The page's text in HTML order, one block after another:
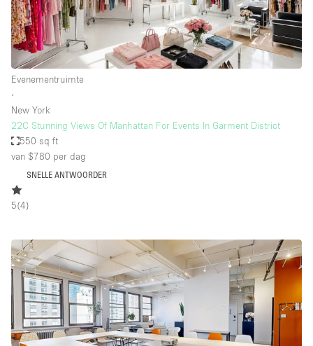
Evenementruimte
∙
New York
22C Stunning Views Of Manhattan For Events In Garment District
550 sq ft
van $780 per dag
SNELLE ANTWOORDER
5(4)